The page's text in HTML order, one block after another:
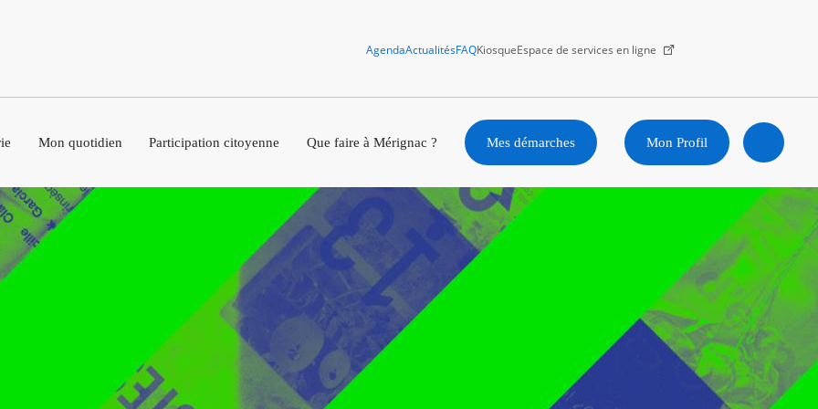
AgendaActualitésFAQKiosqueEspace de services en ligne
Mon quotidien Participation citoyenne Que faire à Mérignac ? Mes démarches Mon Profil
Ouvrir
la